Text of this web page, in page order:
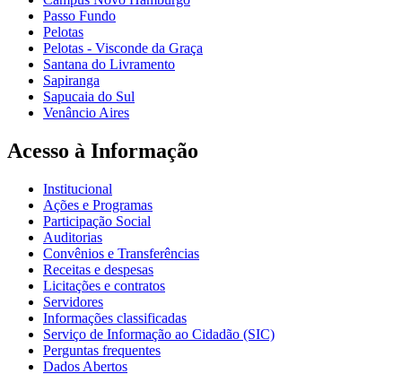
Passo Fundo
Pelotas
Pelotas - Visconde da Graça
Santana do Livramento
Sapiranga
Sapucaia do Sul
Venâncio Aires
Acesso à Informação
Institucional
Ações e Programas
Participação Social
Auditorias
Convênios e Transferências
Receitas e despesas
Licitações e contratos
Servidores
Informações classificadas
Serviço de Informação ao Cidadão (SIC)
Perguntas frequentes
Dados Abertos